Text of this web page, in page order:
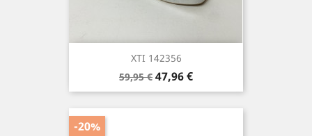
XTI 142356
Precio
base
59,95 € Precio
47,96 €
-20%